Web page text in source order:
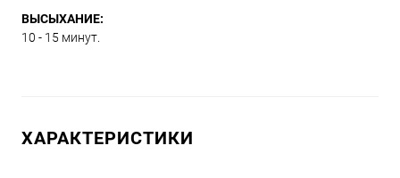
ВЫСЫХАНИЕ:
10 - 15 минут.
ХАРАКТЕРИСТИКИ